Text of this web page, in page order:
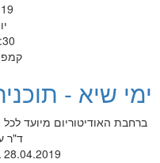
ימי שיא - תוכנית
ברחבת האודיטוריום מיועד
ד"ר
28.04.2019 בשעה 14:30-13:30